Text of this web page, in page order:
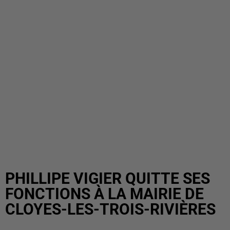
PHILLIPE VIGIER QUITTE SES
FONCTIONS À LA MAIRIE DE
CLOYES-LES-TROIS-RIVIÈRES